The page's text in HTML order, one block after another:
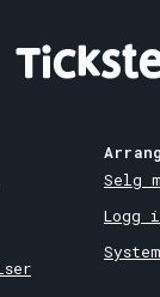
Selg
Logg